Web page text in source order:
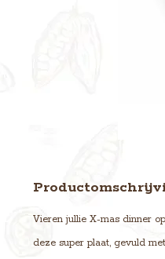
Vieren jullie X-mas dinner
deze super plaat, gevuld